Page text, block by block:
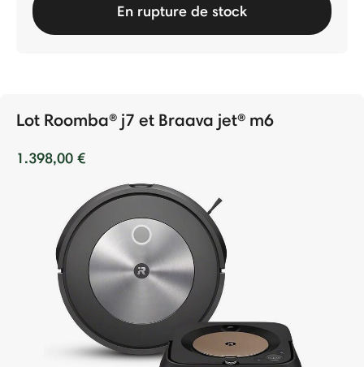
En rupture de stock
Lot Roomba® j7 et Braava jet® m6
1.398,00 €